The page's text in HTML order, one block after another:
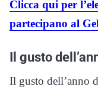
Clicca qui per
partecipano al
Il gusto
Il gusto dell’anno